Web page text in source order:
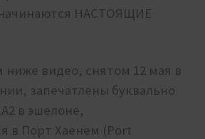
НАСТОЯЩИЕ
видео, снятом 12 мая в
запечатлены буквально
в эшелоне,
в Порт Хаенем (Port